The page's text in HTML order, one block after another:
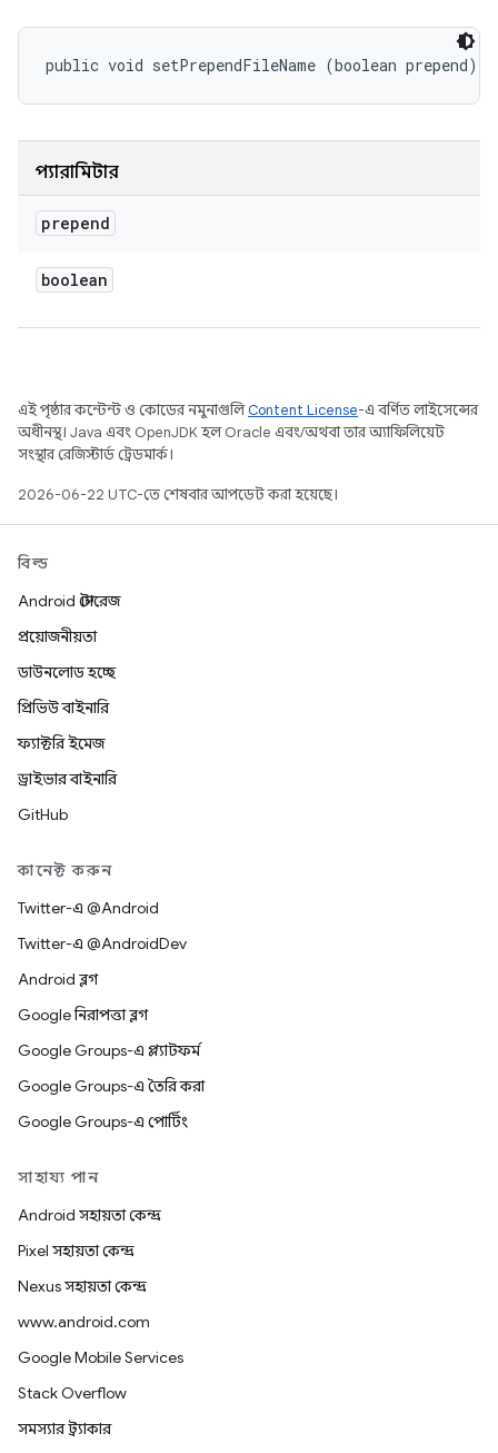
public void setPrependFileName (boolean prepend)
প্যারামিটার
prepend
boolean
এই পৃষ্ঠার কন্টেন্ট ও কোডের নমুনাগুলিContent License-এ বর্ণিত লাইসেন্সের
অধীনস্থ। Java এবং OpenJDK হল Oracle এবং/অথবা তার অ্যাফিলিয়েট
সংস্থার রেজিস্টার্ড ট্রেডমার্ক।
2026-06-22 UTC-তে শেষবার আপডেট করা হয়েছে।
বিল্ড
Android স্টোরেজ
প্রয়োজনীয়তা
ডাউনলোড হচ্ছে
প্রিভিউ বাইনারি
ফ্যাক্টরি ইমেজ
ড্রাইভার বাইনারি
GitHub
কানেক্ট করুন
Twitter-এ @Android
Twitter-এ @AndroidDev
Android ব্লগ
Google নিরাপত্তা ব্লগ
Google Groups-এ প্ল্যাটফর্ম
Google Groups-এ তৈরি করা
Google Groups-এ পোর্টিং
সাহায্য পান
Android সহায়তা কেন্দ্র
Pixel সহায়তা কেন্দ্র
Nexus সহায়তা কেন্দ্র
www.android.com
Google Mobile Services
Stack Overflow
সমস্যার ট্র্যাকার